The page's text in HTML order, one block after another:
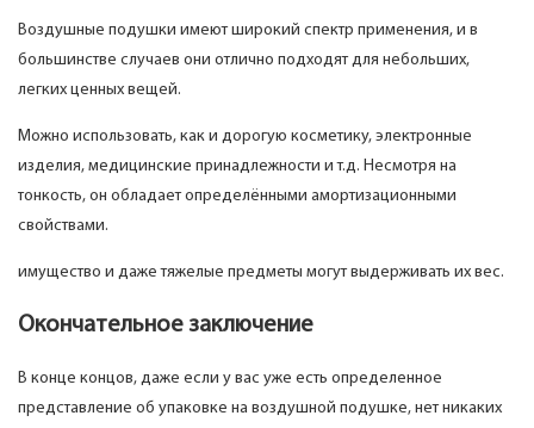
Воздушные подушки имеют широкий спектр применения, и в
большинстве случаев они отлично подходят для небольших,
легких ценных вещей.
Можно использовать, как и дорогую косметику, электронные
изделия, медицинские принадлежности и т.д. Несмотря на
тонкость, он обладает определёнными амортизационными
свойствами.
имущество и даже тяжелые предметы могут выдерживать их вес.
Окончательное заключение
В конце концов, даже если у вас уже есть определенное
представление об упаковке на воздушной подушке, нет никаких